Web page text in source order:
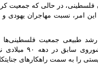
رشد طبیعی جمعیت فلسطینی‌ها
مهاجرت
را به سمت راهکارهای